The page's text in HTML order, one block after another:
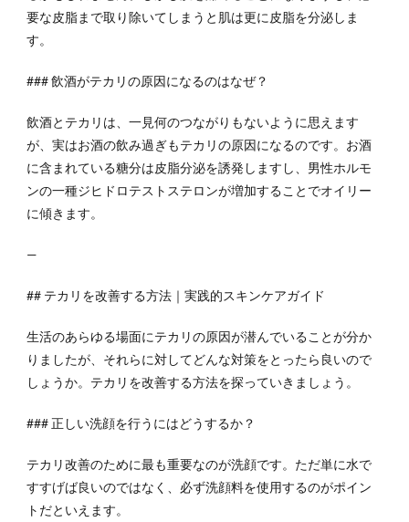
要な皮脂まで取り除いてしまうと肌は更に皮脂を分泌しま
す。
### 飲酒がテカリの原因になるのはなぜ？
飲酒とテカリは、一見何のつながりもないように思えます
が、実はお酒の飲み過ぎもテカリの原因になるのです。お酒
に含まれている糖分は皮脂分泌を誘発しますし、男性ホルモ
ンの一種ジヒドロテストステロンが増加することでオイリー
に傾きます。
—
## テカリを改善する方法｜実践的スキンケアガイド
生活のあらゆる場面にテカリの原因が潜んでいることが分か
りましたが、それらに対してどんな対策をとったら良いので
しょうか。テカリを改善する方法を探っていきましょう。
### 正しい洗顔を行うにはどうするか？
テカリ改善のために最も重要なのが洗顔です。ただ単に水で
すすげば良いのではなく、必ず洗顔料を使用するのがポイン
トだといえます。